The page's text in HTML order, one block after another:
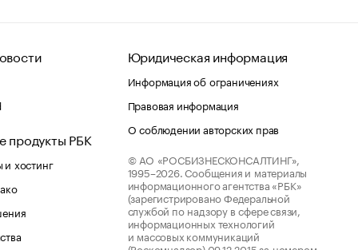
продукты РБК
хостинг
Юридическая информация
Информация об ограничениях
Правовая информация
О соблюдении авторских прав
© АО «РОСБИЗНЕСКОНСАЛТИНГ»,
1995–2026. Сообщения и материалы
информационного агентства «РБК»
(зарегистрировано Федеральной
службой по надзору в сфере связи,
информационных технологий
и массовых коммуникаций